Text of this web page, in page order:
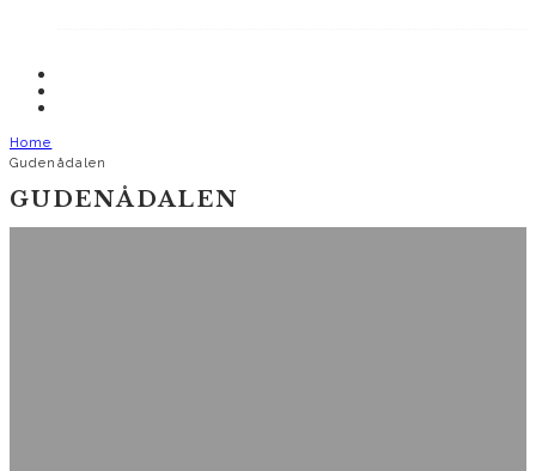
Home
Gudenådalen
GUDENÅDALEN